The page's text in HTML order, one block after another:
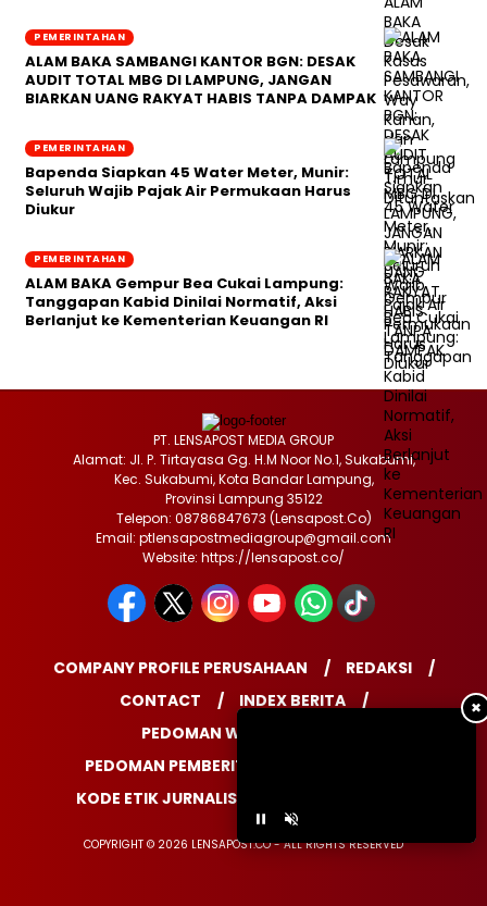
PEMERINTAHAN
ALAM BAKA SAMBANGI KANTOR BGN: DESAK
AUDIT TOTAL MBG DI LAMPUNG, JANGAN
BIARKAN UANG RAKYAT HABIS TANPA DAMPAK
PEMERINTAHAN
‎Bapenda Siapkan 45 Water Meter, Munir:
Seluruh Wajib Pajak Air Permukaan Harus
Diukur
PEMERINTAHAN
ALAM BAKA Gempur Bea Cukai Lampung:
Tanggapan Kabid Dinilai Normatif, Aksi
Berlanjut ke Kementerian Keuangan RI
✖
PT. LENSAPOST MEDIA GROUP
Alamat: Jl. P. Tirtayasa Gg. H.M Noor No.1, Sukabumi,
Kec. Sukabumi, Kota Bandar Lampung,
Provinsi Lampung 35122
Telepon: 08786847673 (Lensapost.Co)
Email: ptlensapostmediagroup@gmail.com
Website: https://lensapost.co/
COMPANY PROFILE PERUSAHAAN
REDAKSI
CONTACT
INDEX BERITA
PEDOMAN WARTAWAN
PEDOMAN PEMBERITAAN MEDIA SIBER
KODE ETIK JURNALISTIK
COPYRIGHT © 2026 LENSAPOST.CO - ALL RIGHTS RESERVED